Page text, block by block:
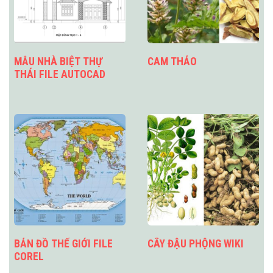
MẪU NHÀ BIỆT THỰ
THÁI FILE AUTOCAD
CAM THẢO
BẢN ĐỒ THẾ GIỚI FILE
COREL
CÂY ĐẬU PHỘNG WIKI